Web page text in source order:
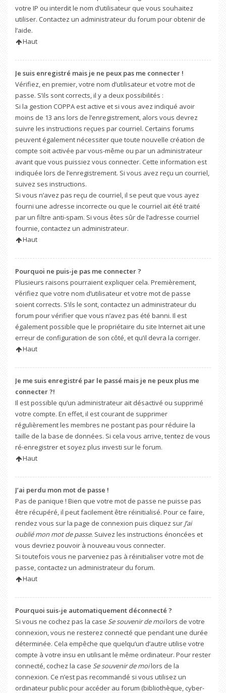
votre IP ou interdit le nom d’utilisateur que vous souhaitez
utiliser. Contactez un administrateur du forum pour obtenir de
l’aide.
Haut
Je suis enregistré mais je ne peux pas me connecter !
Vérifiez, en premier, votre nom d’utilisateur et votre mot de
passe. S’ils sont corrects, il y a deux possibilités :
Si la gestion COPPA est active et si vous avez indiqué avoir
moins de 13 ans lors de l’enregistrement, alors vous devrez
suivre les instructions reçues par courriel. Certains forums
peuvent également nécessiter que toute nouvelle création de
compte soit activée par vous-même ou par un administrateur
avant que vous puissiez vous connecter. Cette information est
indiquée lors de l’enregistrement. Si vous avez reçu un courriel,
suivez ses instructions.
Si vous n’avez pas reçu de courriel, il se peut que vous ayez
fourni une adresse incorrecte ou que le courriel ait été traité
par un filtre anti-spam. Si vous êtes sûr de l’adresse courriel
fournie, contactez un administrateur.
Haut
Pourquoi ne puis-je pas me connecter ?
Plusieurs raisons pourraient expliquer cela. Premièrement,
vérifiez que votre nom d’utilisateur et votre mot de passe
soient corrects. S’ils le sont, contactez un administrateur du
forum pour vérifier que vous n’avez pas été banni. Il est
également possible que le propriétaire du site Internet ait une
erreur de configuration de son côté, et qu’il devra la corriger.
Haut
Je me suis enregistré par le passé mais je ne peux plus me
connecter ?!
Il est possible qu’un administrateur ait désactivé ou supprimé
votre compte. En effet, il est courant de supprimer
régulièrement les membres ne postant pas pour réduire la
taille de la base de données. Si cela vous arrive, tentez de vous
ré-enregistrer et soyez plus investi sur le forum.
Haut
J’ai perdu mon mot de passe !
Pas de panique ! Bien que votre mot de passe ne puisse pas
être récupéré, il peut facilement être réinitialisé. Pour ce faire,
rendez vous sur la page de connexion puis cliquez sur J’ai
oublié mon mot de passe. Suivez les instructions énoncées et
vous devriez pouvoir à nouveau vous connecter.
Si toutefois vous ne parveniez pas à réinitialiser votre mot de
passe, contactez un administrateur du forum.
Haut
Pourquoi suis-je automatiquement déconnecté ?
Si vous ne cochez pas la case Se souvenir de moilors de votre
connexion, vous ne resterez connecté que pendant une durée
déterminée. Cela empêche que quelqu’un d’autre utilise votre
compte à votre insu en utilisant le même ordinateur. Pour rester
connecté, cochez la case Se souvenir de moilors de la
connexion. Ce n’est pas recommandé si vous utilisez un
ordinateur public pour accéder au forum (bibliothèque, cyber-